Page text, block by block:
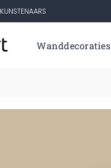
KUNSTENAARS
Wanddecoraties